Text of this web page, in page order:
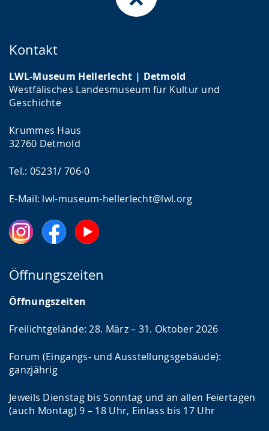
Kontakt
LWL-Museum Hellerlecht | Detmold
Westfälisches Landesmuseum für Kultur und
Geschichte
Krummes Haus
32760 Detmold
Tel.: 05231/ 706-0
E-Mail: lwl-museum-hellerlecht@lwl.org
Öffnungszeiten
Öffnungszeiten
Freilichtgelände: 28. März – 31. Oktober 2026
Forum (Eingangs- und Ausstellungsgebäude):
ganzjährig
Jeweils Dienstag bis Sonntag und an allen Feiertagen
(auch Montag) 9 – 18 Uhr, Einlass bis 17 Uhr